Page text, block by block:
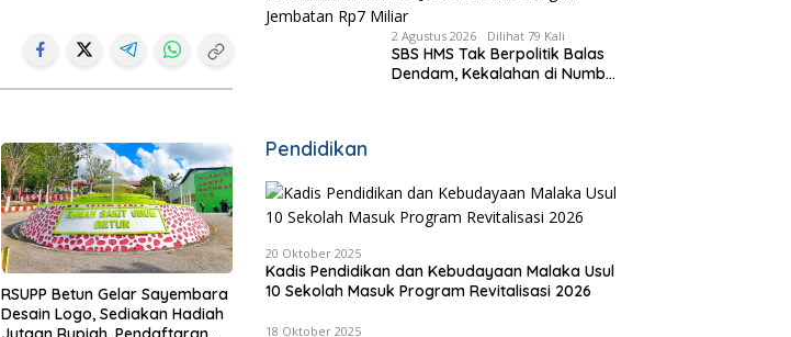
RSUPP Betun Gelar Sayembara
Desain Logo, Sediakan Hadiah
2 Agustus 2026 Dilihat 79 Kali
SBS HMS Tak Berpolitik Balas
Dendam, Kekalahan di Numbei
Pendidikan
20 Oktober 2025
Kadis Pendidikan dan Kebudayaan Malaka Usul
10 Sekolah Masuk Program Revitalisasi 2026
18 Oktober 2025